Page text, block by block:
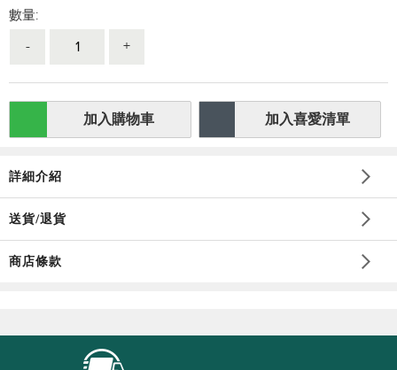
數量:
- +
加入購物車 加入喜愛清單
詳細介紹
送貨/退貨
商店條款